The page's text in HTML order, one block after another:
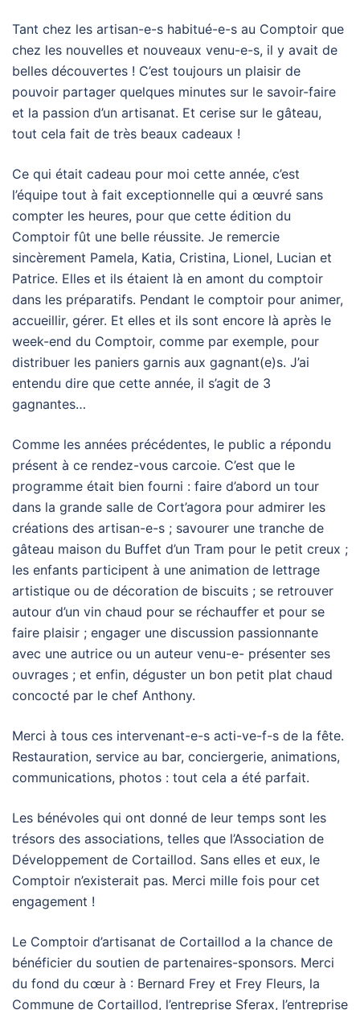
Tant chez les artisan-e-s habitué-e-s au Comptoir que
chez les nouvelles et nouveaux venu-e-s, il y avait de
belles découvertes ! C’est toujours un plaisir de
pouvoir partager quelques minutes sur le savoir-faire
et la passion d’un artisanat. Et cerise sur le gâteau,
tout cela fait de très beaux cadeaux !
Ce qui était cadeau pour moi cette année, c’est
l’équipe tout à fait exceptionnelle qui a œuvré sans
compter les heures, pour que cette édition du
Comptoir fût une belle réussite. Je remercie
sincèrement Pamela, Katia, Cristina, Lionel, Lucian et
Patrice. Elles et ils étaient là en amont du comptoir
dans les préparatifs. Pendant le comptoir pour animer,
accueillir, gérer. Et elles et ils sont encore là après le
week-end du Comptoir, comme par exemple, pour
distribuer les paniers garnis aux gagnant(e)s. J’ai
entendu dire que cette année, il s’agit de 3
gagnantes…
Comme les années précédentes, le public a répondu
présent à ce rendez-vous carcoie. C’est que le
programme était bien fourni : faire d’abord un tour
dans la grande salle de Cort’agora pour admirer les
créations des artisan-e-s ; savourer une tranche de
gâteau maison du Buffet d’un Tram pour le petit creux ;
les enfants participent à une animation de lettrage
artistique ou de décoration de biscuits ; se retrouver
autour d’un vin chaud pour se réchauffer et pour se
faire plaisir ; engager une discussion passionnante
avec une autrice ou un auteur venu-e- présenter ses
ouvrages ; et enfin, déguster un bon petit plat chaud
concocté par le chef Anthony.
Merci à tous ces intervenant-e-s acti-ve-f-s de la fête.
Restauration, service au bar, conciergerie, animations,
communications, photos : tout cela a été parfait.
Les bénévoles qui ont donné de leur temps sont les
trésors des associations, telles que l’Association de
Développement de Cortaillod. Sans elles et eux, le
Comptoir n’existerait pas. Merci mille fois pour cet
engagement !
Le Comptoir d’artisanat de Cortaillod a la chance de
bénéficier du soutien de partenaires-sponsors. Merci
du fond du cœur à : Bernard Frey et Frey Fleurs, la
Commune de Cortaillod, l’entreprise Sferax, l’entreprise